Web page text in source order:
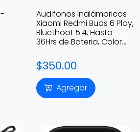
Audifonos Inalámbricos
Xiaomi Redmi Buds 6 Play,
Bluethoot 5.4, Hasta
36Hrs de Bateria, Color
$350.00
Agregar